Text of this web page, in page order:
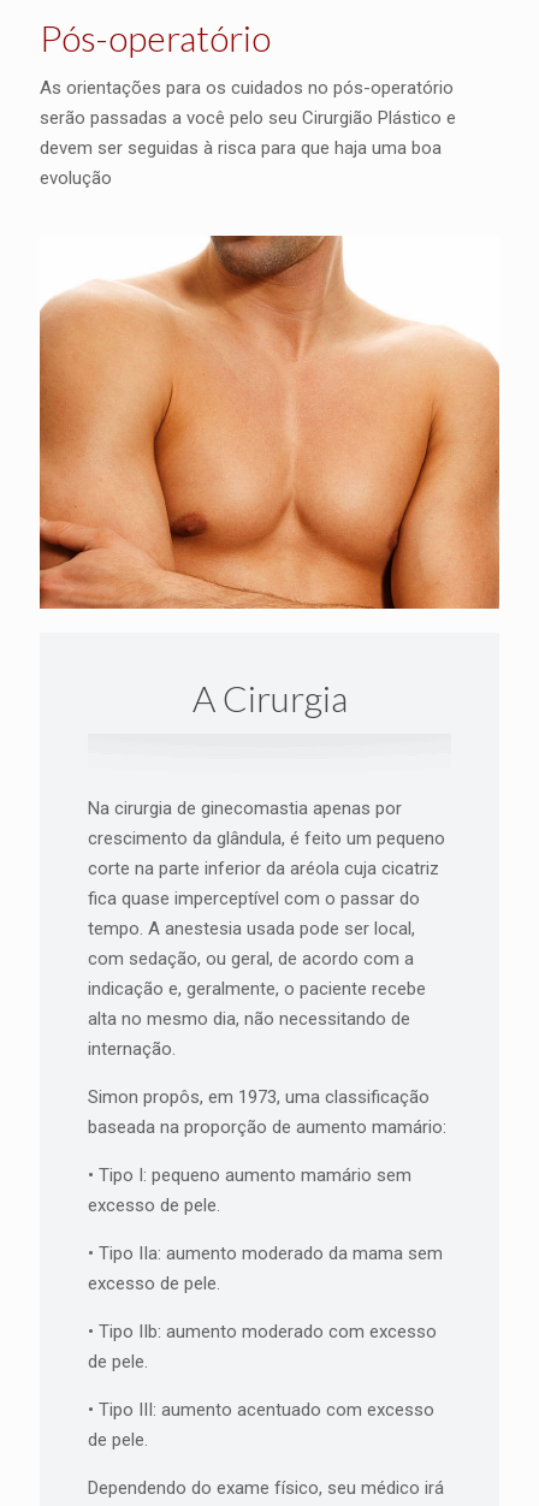
Pós-operatório
As orientações para os cuidados no pós-operatório
serão passadas a você pelo seu Cirurgião Plástico e
devem ser seguidas à risca para que haja uma boa
evolução
A Cirurgia
Na cirurgia de ginecomastia apenas por
crescimento da glândula, é feito um pequeno
corte na parte inferior da aréola cuja cicatriz
fica quase imperceptível com o passar do
tempo. A anestesia usada pode ser local,
com sedação, ou geral, de acordo com a
indicação e, geralmente, o paciente recebe
alta no mesmo dia, não necessitando de
internação.
Simon propôs, em 1973, uma classificação
baseada na proporção de aumento mamário:
• Tipo I: pequeno aumento mamário sem
excesso de pele.
• Tipo IIa: aumento moderado da mama sem
excesso de pele.
• Tipo IIb: aumento moderado com excesso
de pele.
• Tipo III: aumento acentuado com excesso
de pele.
Dependendo do exame físico, seu médico irá